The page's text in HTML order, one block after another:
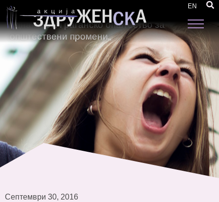
EN
„Промовирање на вредностите на родовата
еднаквост: Граѓанско општество за
општествени промени„
Септември 30, 2016